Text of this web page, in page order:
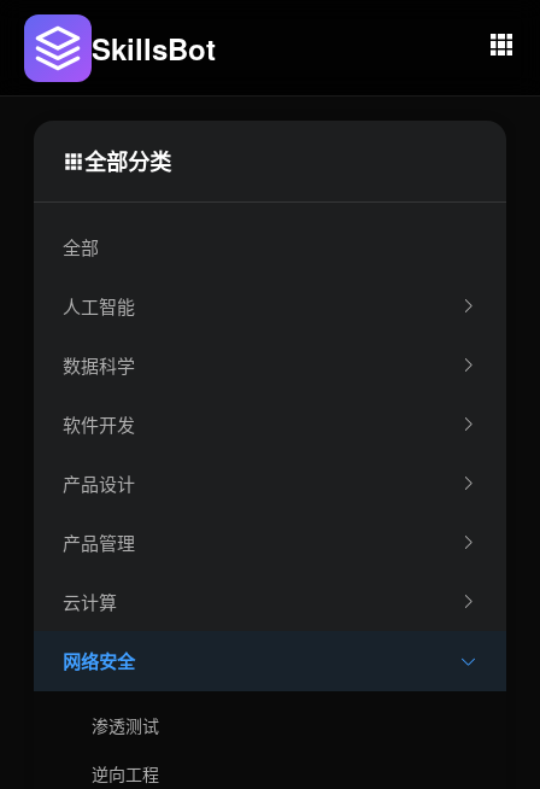
SkillsBot
全部分类
全部
人工智能
数据科学
软件开发
产品设计
产品管理
云计算
网络安全
渗透测试
逆向工程